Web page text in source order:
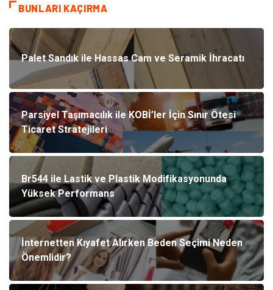
BUNLARI KAÇIRMA
Palet Sandık ile Hassas Cam ve Seramik İhracatı
Parsiyel Taşımacılık ile KOBİ’ler İçin Sınır Ötesi
Ticaret Stratejileri
Br544 ile Lastik ve Plastik Modifikasyonunda
Yüksek Performans
İnternetten Kıyafet Alırken Beden Seçimi Neden
Önemlidir?